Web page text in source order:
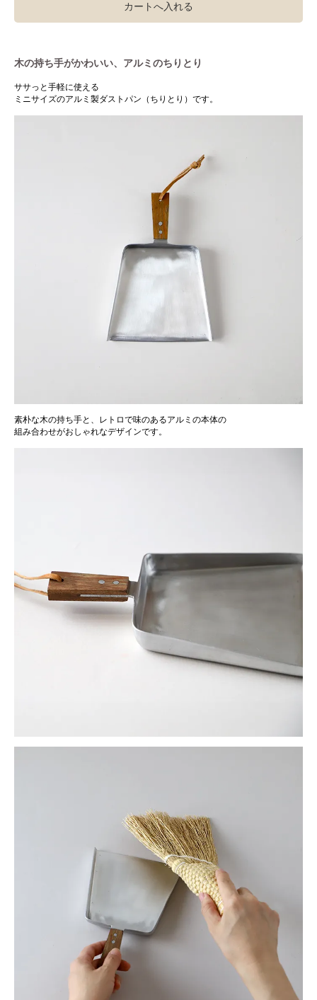
カートへ入れる
木の持ち手がかわいい、アルミのちりとり
ササっと手軽に使える
ミニサイズのアルミ製ダストパン（ちりとり）です。
素朴な木の持ち手と、レトロで味のあるアルミの本体の
組み合わせがおしゃれなデザインです。